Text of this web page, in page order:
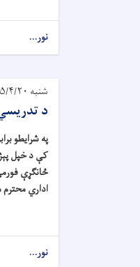
نور...
شنبه ۱۴۰۵/۴/۲۰ - ۹:۳۸
د
په شرايطو
کې د خپل
ځانګړې
اداري
نور...